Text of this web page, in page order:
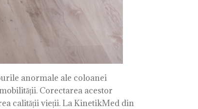
anormale ale coloanei
Corectarea acestor
calității vieții. La KinetikMed din